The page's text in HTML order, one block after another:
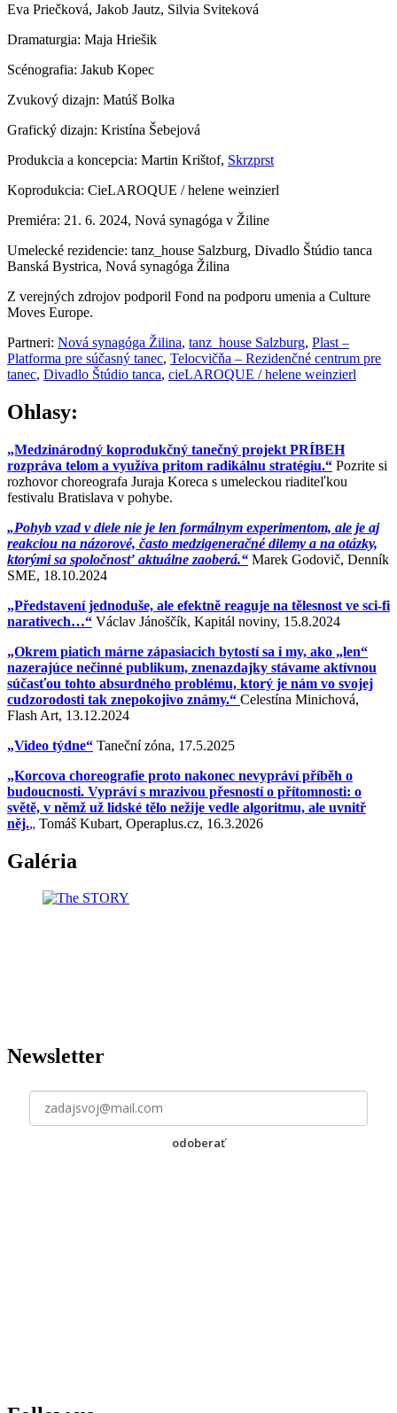
Eva Priečková, Jakob Jautz, Silvia Sviteková
Dramaturgia: Maja Hriešik
Scénografia: Jakub Kopec
Zvukový dizajn: Matúš Bolka
Grafický dizajn: Kristína Šebejová
Produkcia a koncepcia: Martin Krištof, Skrzprst
Koprodukcia: CieLAROQUE / helene weinzierl
Premiéra: 21. 6. 2024, Nová synagóga v Žiline
Umelecké rezidencie: tanz_house Salzburg, Divadlo Štúdio tanca
Banská Bystrica, Nová synagóga Žilina
Z verejných zdrojov podporil Fond na podporu umenia a Culture
Moves Europe.
Partneri: Nová synagóga Žilina, tanz_house Salzburg, Plast –
Platforma pre súčasný tanec, Telocvičňa – Rezidenčné centrum pre
tanec, Divadlo Štúdio tanca, cieLAROQUE / helene weinzierl
Ohlasy:
„Medzinárodný koprodukčný tanečný projekt PRÍBEH
rozpráva telom a využíva pritom radikálnu stratégiu.“ Pozrite si
rozhovor choreografa Juraja Koreca s umeleckou riaditeľkou
festivalu Bratislava v pohybe.
„Pohyb vzad v diele nie je len formálnym experimentom, ale je aj
reakciou na názorové, často medzigeneračné dilemy a na otázky,
ktorými sa spoločnosť aktuálne zaoberá.“ Marek Godovič, Denník
SME, 18.10.2024
„Představení jednoduše, ale efektně reaguje na tělesnost ve sci-fi
narativech…“ Václav Jánoščík, Kapitál noviny, 15.8.2024
„Okrem piatich márne zápasiacich bytostí sa i my, ako „len“
nazerajúce nečinné publikum, znenazdajky stávame aktívnou
súčasťou tohto absurdného problému, ktorý je nám vo svojej
cudzorodosti tak znepokojivo známy.“ Celestína Minichová,
Flash Art, 13.12.2024
„Video týdne“ Taneční zóna, 17.5.2025
„Korcova choreografie proto nakonec nevypráví příběh o
budoucnosti. Vypráví s mrazivou přesností o přítomnosti: o
světě, v němž už lidské tělo nežije vedle algoritmu, ale uvnitř
něj.„ Tomáš Kubart, Operaplus.cz, 16.3.2026
Galéria
Newsletter
odoberať